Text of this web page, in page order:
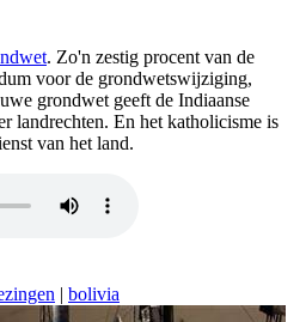
. Zo'n zestig procent van de
voor de grondwetswijziging,
grondwet geeft de Indiaanse
landrechten. En het katholicisme is
van het land.
| bolivia